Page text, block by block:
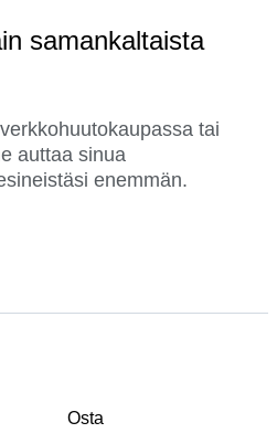
samankaltaista
tai
auttaa sinua
enemmän.
Osta